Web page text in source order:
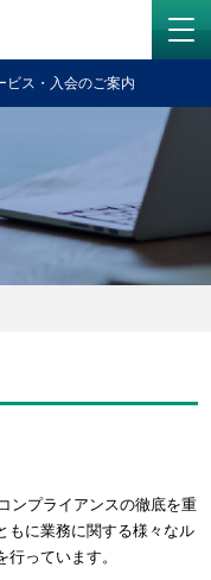
ビス・入会のご案内
ンプライアンスの徹底を重
もに業務に関する様々なル
っています。